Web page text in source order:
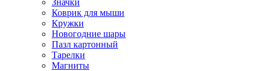
Коврик для мыши
Кружки
Новогодние шары
Пазл картонный
Тарелки
Магниты